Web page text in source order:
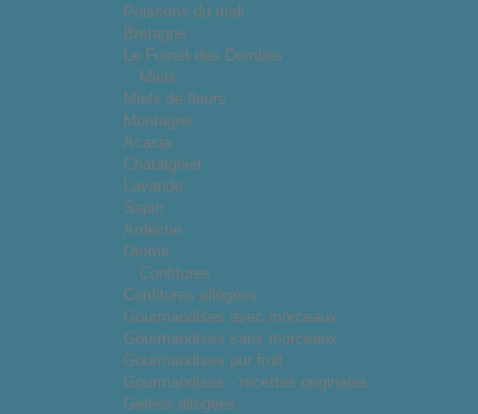
Poissons du midi
Bretagne
Le Fumet des Dombes
Miels
Miels de fleurs
Montagne
Acacia
Chataignier
Lavande
Sapin
Ardeche
Drome
Confitures
Confitures allégées
Gourmandises avec morceaux
Gourmandises sans morceaux
Gourmandises pur fruit
Gourmandises - recettes originales
Gelées allégées